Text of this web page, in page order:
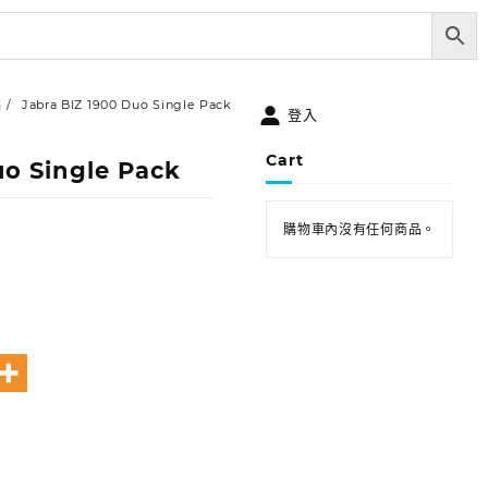
Jabra BIZ 1900 Duo Single Pack
Single Pack
登入
Cart
購物車內沒有任何商品。